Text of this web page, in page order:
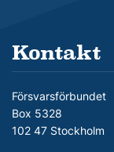
Kontakt
Försvarsförbundet
Box 5328
102 47 Stockholm